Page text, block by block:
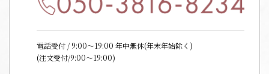
電話受付 / 9:00〜19:00 年中無休(年末年始除く)
(注文受付/9:00～19:00)